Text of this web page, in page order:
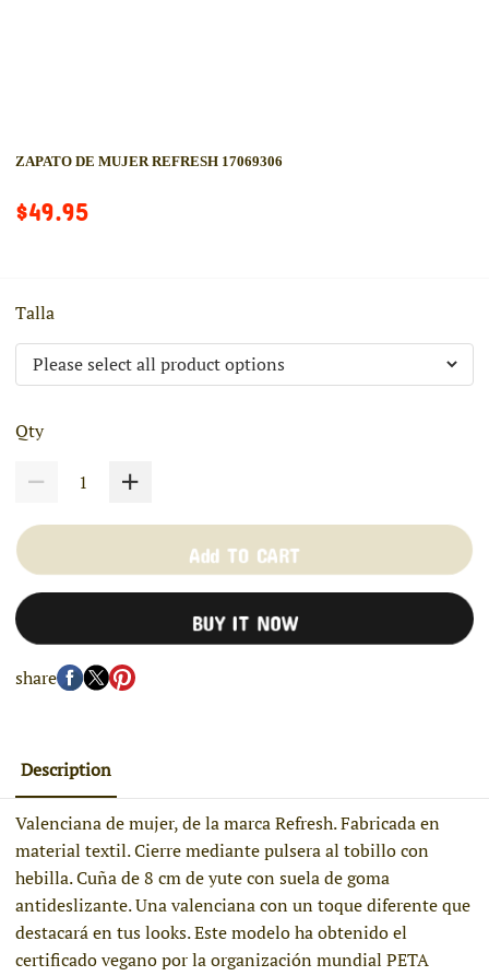
ZAPATO DE MUJER REFRESH 17069306
$49.95
Talla
Qty
Add TO CART
BUY IT NOW
share
Description
Valenciana de mujer, de la marca Refresh. Fabricada en
material textil. Cierre mediante pulsera al tobillo con
hebilla. Cuña de 8 cm de yute con suela de goma
antideslizante. Una valenciana con un toque diferente que
destacará en tus looks. Este modelo ha obtenido el
certificado vegano por la organización mundial PETA